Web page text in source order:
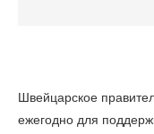
Швейцарское
ежегодно для